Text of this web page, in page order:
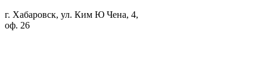
г. Хабаровск, ул. Ким Ю Чена, 4,
оф. 26